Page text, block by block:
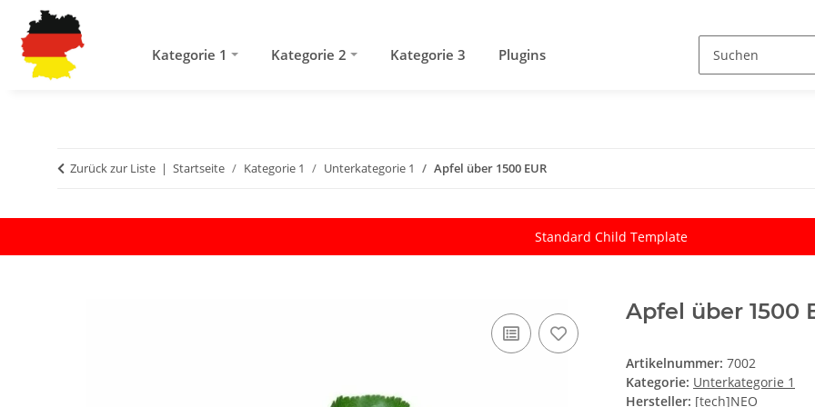
Kategorie 1 Kategorie 2 Kategorie 3 Plugins
Zurück zur Liste Startseite Kategorie 1 Unterkategorie 1 Apfel über 1500 EUR
Standard Child Template
Apfel über 1500
Artikelnummer: 7002
Kategorie: Unterkategorie 1
Hersteller: [tech]NEO